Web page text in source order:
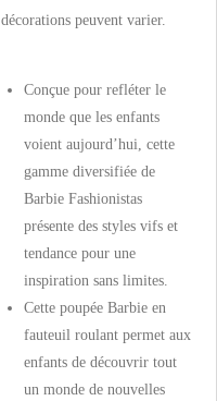
décorations peuvent varier.
Conçue pour refléter le
monde que les enfants
voient aujourd’hui, cette
gamme diversifiée de
Barbie Fashionistas
présente des styles vifs et
tendance pour une
inspiration sans limites.
Cette poupée Barbie en
fauteuil roulant permet aux
enfants de découvrir tout
un monde de nouvelles